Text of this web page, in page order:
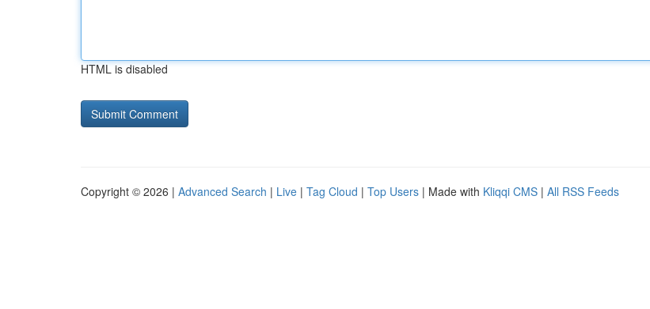
HTML is disabled
Copyright © 2026 | Advanced Search | Live | Tag Cloud | Top Users | Made with Kliqqi CMS | All RSS Feeds